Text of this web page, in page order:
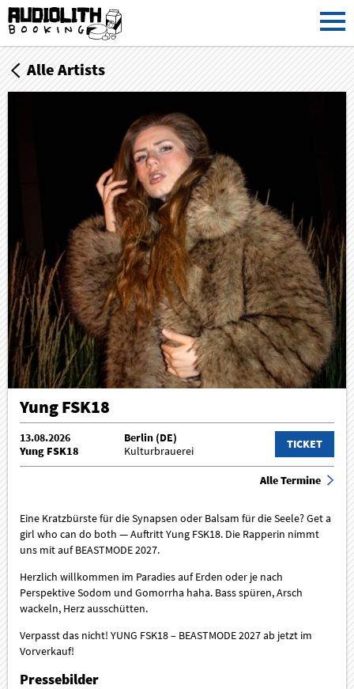
Alle Artists
Yung FSK18
13.08.2026
Yung FSK18
Berlin (DE)
Kulturbrauerei
TICKET
Alle Termine
Eine Kratzbürste für die Synapsen oder Balsam für die Seele? Get a
girl who can do both — Auftritt Yung FSK18. Die Rapperin nimmt
uns mit auf BEASTMODE 2027.
Herzlich willkommen im Paradies auf Erden oder je nach
Perspektive Sodom und Gomorrha haha. Bass spüren, Arsch
wackeln, Herz ausschütten.
Verpasst das nicht! YUNG FSK18 – BEASTMODE 2027 ab jetzt im
Vorverkauf!
Pressebilder